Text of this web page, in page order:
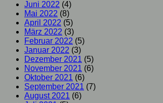
Juni 2022 (4)
Mai 2022 (8)
April 2022 (5)
März 2022 (3)
Februar 2022 (5)
Januar 2022 (3)
Dezember 2021 (5)
November 2021 (6)
Oktober 2021 (6)
September 2021 (7)
August 2021 (6)